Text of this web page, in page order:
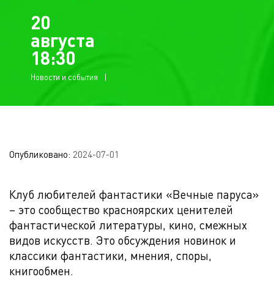
20
августа
18:30
Новости и события
Опубликовано: 2024-07-01
Клуб любителей фантастики «Вечные паруса»
– это сообщество красноярских ценителей
фантастической литературы, кино, смежных
видов искусств. Это обсуждения новинок и
классики фантастики, мнения, споры,
книгообмен.